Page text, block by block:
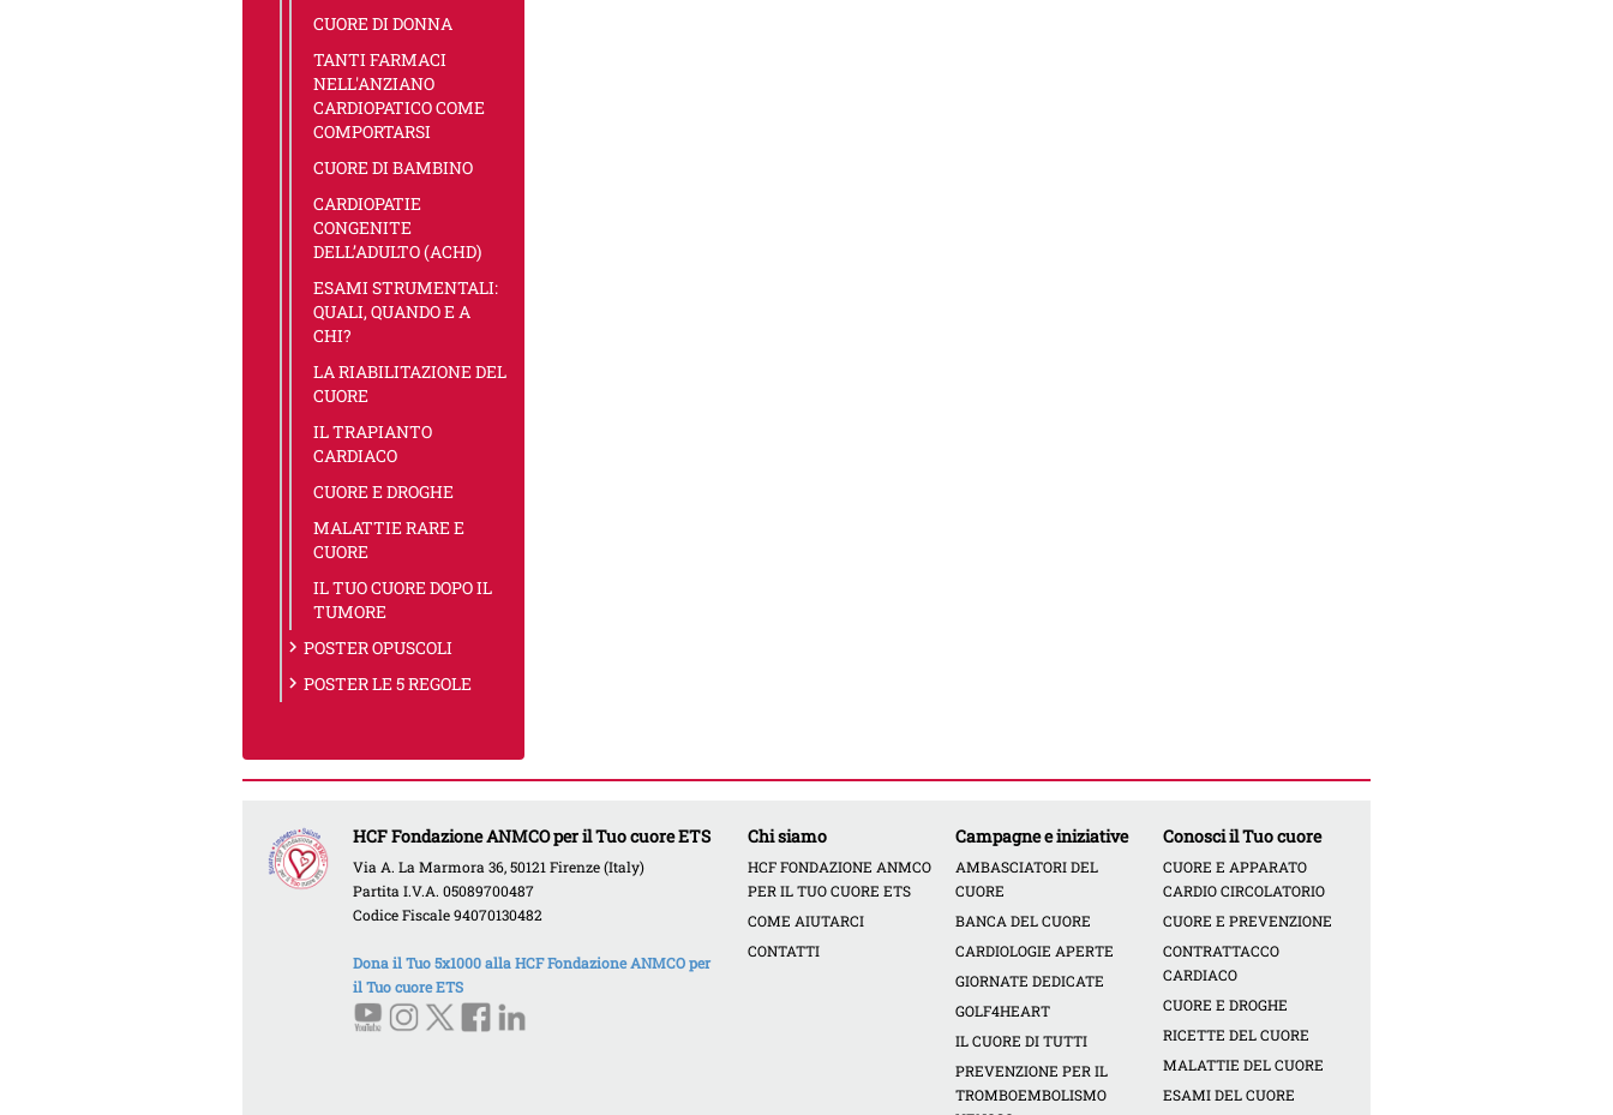
CUORE DI DONNA
TANTI FARMACI
NELL'ANZIANO
CARDIOPATICO COME
COMPORTARSI
CUORE DI BAMBINO
CARDIOPATIE
CONGENITE
DELL’ADULTO (ACHD)
ESAMI STRUMENTALI:
QUALI, QUANDO E A
CHI?
LA RIABILITAZIONE DEL
CUORE
IL TRAPIANTO
CARDIACO
CUORE E DROGHE
MALATTIE RARE E
CUORE
IL TUO CUORE DOPO IL
TUMORE
chevron_rightPOSTER OPUSCOLI
chevron_rightPOSTER LE 5 REGOLE
HCF Fondazione ANMCO per il Tuo cuore ETS
Via A. La Marmora 36, 50121 Firenze (Italy)
Partita I.V.A. 05089700487
Codice Fiscale 94070130482
Dona il Tuo 5x1000 alla HCF Fondazione ANMCO per
il Tuo cuore ETS
Chi siamo
HCF FONDAZIONE ANMCO
PER IL TUO CUORE ETS
COME AIUTARCI
CONTATTI
Campagne e iniziative
AMBASCIATORI DEL
CUORE
BANCA DEL CUORE
CARDIOLOGIE APERTE
GIORNATE DEDICATE
GOLF4HEART
IL CUORE DI TUTTI
PREVENZIONE PER IL
TROMBOEMBOLISMO
Conosci il Tuo cuore
CUORE E APPARATO
CARDIO CIRCOLATORIO
CUORE E PREVENZIONE
CONTRATTACCO
CARDIACO
CUORE E DROGHE
RICETTE DEL CUORE
MALATTIE DEL CUORE
ESAMI DEL CUORE